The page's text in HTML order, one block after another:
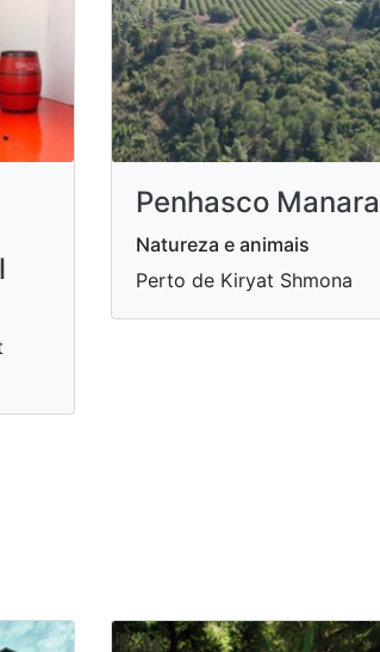
Penhasco Manara
Natureza e animais
Perto de Kiryat Shmona